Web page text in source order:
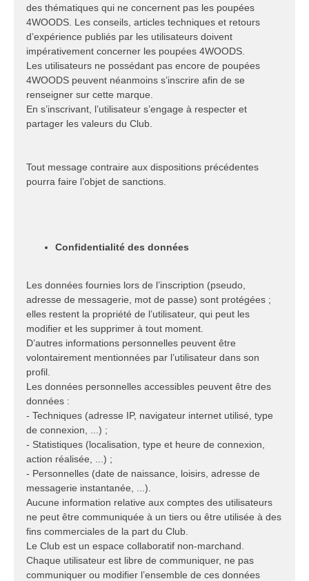
des thématiques qui ne concernent pas les poupées
4WOODS. Les conseils, articles techniques et retours
d’expérience publiés par les utilisateurs doivent
impérativement concerner les poupées 4WOODS.
Les utilisateurs ne possédant pas encore de poupées
4WOODS peuvent néanmoins s’inscrire afin de se
renseigner sur cette marque.
En s’inscrivant, l’utilisateur s’engage à respecter et
partager les valeurs du Club.
Tout message contraire aux dispositions précédentes
pourra faire l’objet de sanctions.
Confidentialité des données
Les données fournies lors de l’inscription (pseudo,
adresse de messagerie, mot de passe) sont protégées ;
elles restent la propriété de l’utilisateur, qui peut les
modifier et les supprimer à tout moment.
D’autres informations personnelles peuvent être
volontairement mentionnées par l’utilisateur dans son
profil.
Les données personnelles accessibles peuvent être des
données :
- Techniques (adresse IP, navigateur internet utilisé, type
de connexion, ...) ;
- Statistiques (localisation, type et heure de connexion,
action réalisée, ...) ;
- Personnelles (date de naissance, loisirs, adresse de
messagerie instantanée, ...).
Aucune information relative aux comptes des utilisateurs
ne peut être communiquée à un tiers ou être utilisée à des
fins commerciales de la part du Club.
Le Club est un espace collaboratif non-marchand.
Chaque utilisateur est libre de communiquer, ne pas
communiquer ou modifier l’ensemble de ces données